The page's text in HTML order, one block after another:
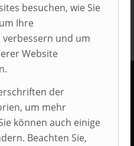
besuchen, wie Sie
Ihre
und um
Website
der
um mehr
können auch einige
Beachten Sie,